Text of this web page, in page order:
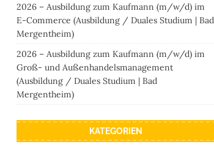
2026 – Ausbildung zum Kaufmann (m/w/d) im
E-Commerce (Ausbildung / Duales Studium | Bad
Mergentheim)
2026 – Ausbildung zum Kaufmann (m/w/d) im
Groß- und Außenhandelsmanagement
(Ausbildung / Duales Studium | Bad
Mergentheim)
KATEGORIEN